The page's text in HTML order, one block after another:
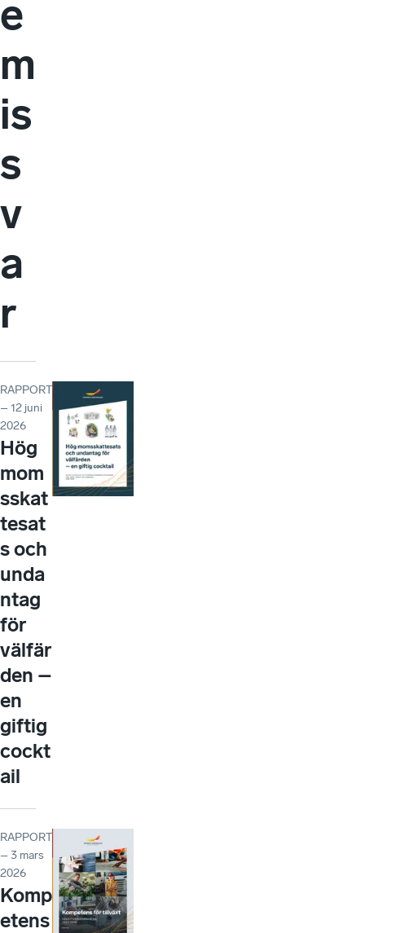
e
m
is
s
v
a
r
RAPPORT
– 12 juni
2026
Hög
mom
sskat
tesat
s och
unda
ntag
för
välfär
den –
en
giftig
cockt
ail
RAPPORT
– 3 mars
2026
Komp
etens